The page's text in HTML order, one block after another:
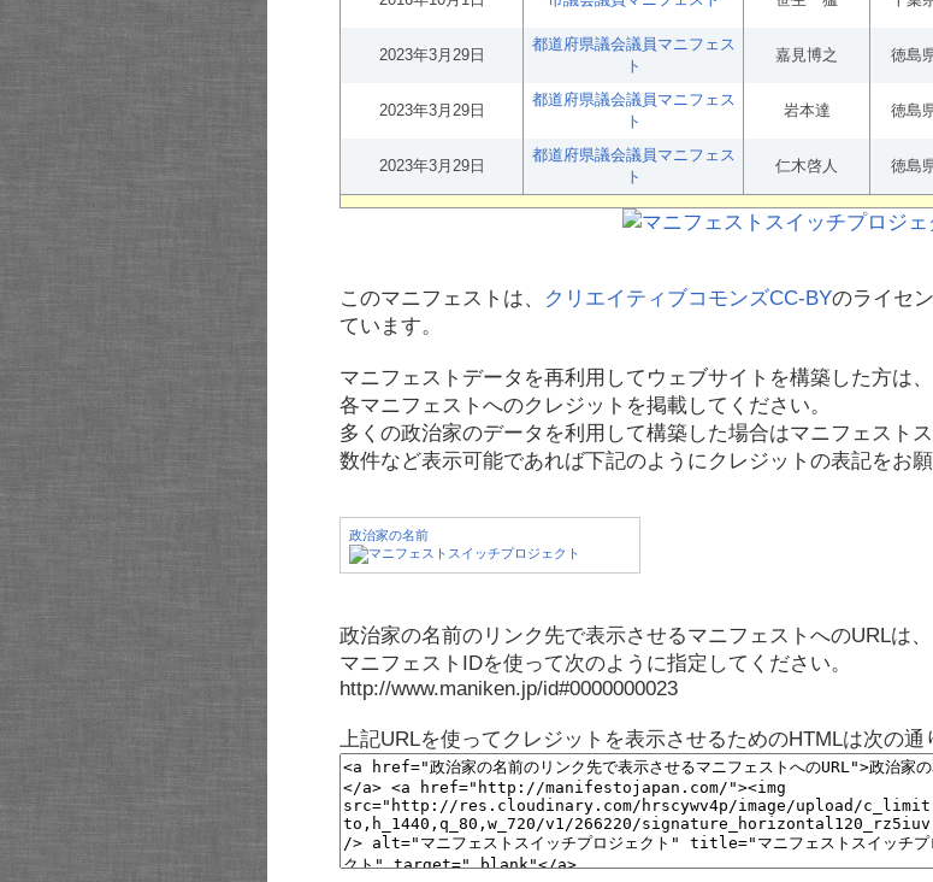
2023年3月29日
都道府県議会議員マニフェス
ト
嘉見博之 徳島
2023年3月29日
都道府県議会議員マニフェス
ト
岩本達 徳島
2023年3月29日
都道府県議会議員マニフェス
ト
仁木啓人 徳島
このマニフェストは、 クリエイティブコモンズCC-BYのライセ
ています。
マニフェストデータを再利用してウェブサイトを構築した方は、
各マニフェストへのクレジットを掲載してください。
多くの政治家のデータを利用して構築した場合はマニフェスト
数件など表示可能であれば下記のようにクレジットの表記をお願
政治家の名前
政治家の名前のリンク先で表示させるマニフェストへのURLは、
マニフェストIDを使って次のように指定してください。
http://www.maniken.jp/id#0000000023
上記URLを使ってクレジットを表示させるためのHTMLは次の通